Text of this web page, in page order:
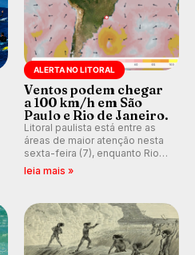
ALERTA NO LITORAL
Ventos podem chegar
a 100 km/h em São
Paulo e Rio de Janeiro.
Litoral paulista está entre as
áreas de maior atenção nesta
sexta-feira (7), enquanto Rio
de Janeiro também recebe
km/h em Itanhaém.
leia mais »